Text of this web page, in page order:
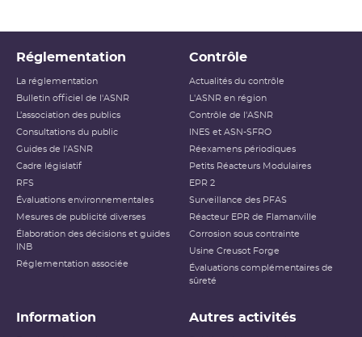
Réglementation
La réglementation
Bulletin officiel de l'ASNR
L’association des publics
Consultations du public
Guides de l'ASNR
Cadre législatif
RFS
Évaluations environnementales
Mesures de publicité diverses
Élaboration des décisions et guides
INB
Réglementation associée
Contrôle
Actualités du contrôle
L'ASNR en région
Contrôle de l'ASNR
INES et ASN-SFRO
Réexamens périodiques
Petits Réacteurs Modulaires
EPR 2
Surveillance des PFAS
Réacteur EPR de Flamanville
Corrosion sous contrainte
Usine Creusot Forge
Évaluations complémentaires de
sûreté
Information Autres activités